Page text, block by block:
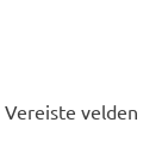
Vereiste velden